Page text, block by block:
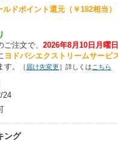
ルドポイント還元 （￥182相当）
ご注文で、 2026年8月10日月曜
ヨドバシエクストリームサービ
。
［届け先変更］詳しくは こちら
24
ング